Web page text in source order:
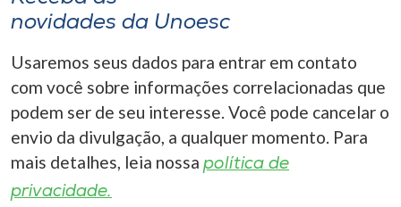
novidades da Unoesc
Usaremos seus dados para entrar em contato
com você sobre informações correlacionadas que
podem ser de seu interesse. Você pode cancelar o
envio da divulgação, a qualquer momento. Para
mais detalhes, leia nossa política de
privacidade.